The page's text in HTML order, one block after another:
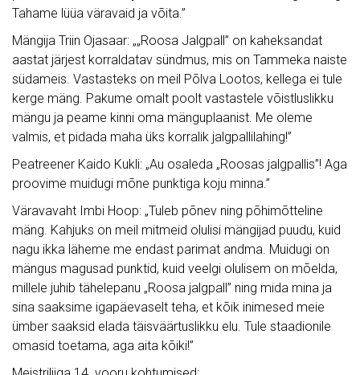
Tahame lüüa väravaid ja võita.”
Mängija Triin Ojasaar: „„Roosa Jalgpall” on kaheksandat
aastat järjest korraldatav sündmus, mis on Tammeka naiste
südameis. Vastasteks on meil Põlva Lootos, kellega ei tule
kerge mäng. Pakume omalt poolt vastastele võistluslikku
mängu ja peame kinni oma mänguplaanist. Me oleme
valmis, et pidada maha üks korralik jalgpallilahing!”
Peatreener Kaido Kukli: „Au osaleda „Roosas jalgpallis”! Aga
proovime muidugi mõne punktiga koju minna.”
Väravavaht Imbi Hoop: „Tuleb põnev ning põhimõtteline
mäng. Kahjuks on meil mitmeid olulisi mängijad puudu, kuid
nagu ikka läheme me endast parimat andma. Muidugi on
mängus magusad punktid, kuid veelgi olulisem on mõelda,
millele juhib tähelepanu „Roosa jalgpall” ning mida mina ja
sina saaksime igapäevaselt teha, et kõik inimesed meie
ümber saaksid elada täisväärtuslikku elu. Tule staadionile
omasid toetama, aga aita kõiki!”